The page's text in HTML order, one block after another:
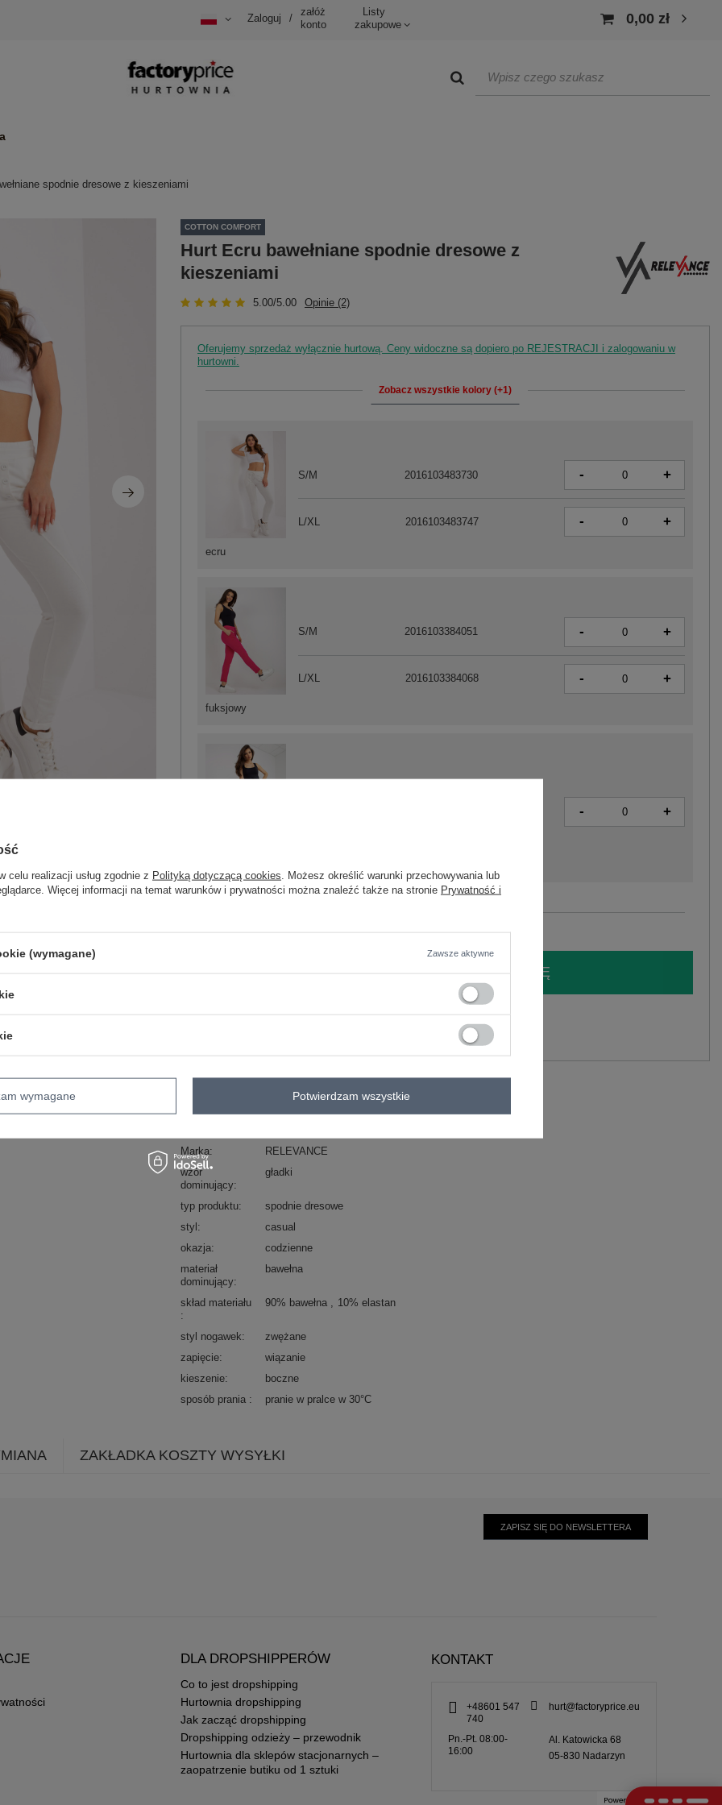
Zaloguj /
załóż
konto
Listy
zakupowe
0,00 zł
spodnie dresowe z kieszeniami
COTTON COMFORT
Hurt Ecru bawełniane spodnie dresowe z
kieszeniami
5.00/5.00 Opinie (2)
Oferujemy sprzedaż wyłącznie hurtową. Ceny widoczne są dopiero po REJESTRACJI i zalogowaniu w
hurtowni.
Zobacz wszystkie kolory (+1)
fuksjowy
S/M 2016103384051 - +
L/XL 2016103384068 - +
ecru
S/M 2016103483730 - +
L/XL 2016103483747 - +
- +
ZALOGUJ SIĘ I ZOBACZ CENĘ
skład materiału : 90% bawełna , 10% elastan
sposób prania : pranie w pralce w 30°C
Marka
RELEVANCE
wzór
dominujący
gładki
typ produktu
spodnie dresowe
styl
casual
okazja
codzienne
materiał
dominujący
bawełna
skład materiału 90% bawełna 10% elastan
styl nogawek
zwężane
zapięcie
wiązanie
kieszenie
boczne
sposób prania
pranie w pralce w 30°C
ZAKŁADKA KOSZTY WYSYŁKI
ZAPISZ SIĘ DO NEWSLETTERA
DLA DROPSHIPPERÓW
Co to jest dropshipping
Hurtownia dropshipping
Jak zacząć dropshipping
Dropshipping odzieży – przewodnik
Hurtownia dla sklepów stacjonarnych –
zaopatrzenie butiku od 1 sztuki
KONTAKT
+48601 547
740
hurt@factoryprice.eu
Pn.-Pt. 08:00-
16:00
Al. Katowicka 68
05-830 Nadarzyn
celu realizacji usług zgodnie z Polityką dotyczącą cookies . Możesz określić warunki przechowywania lub
Więcej informacji na temat warunków i prywatności można znaleźć także na stronie Prywatność i
(wymagane) Zawsze aktywne
wymagane Potwierdzam wszystkie